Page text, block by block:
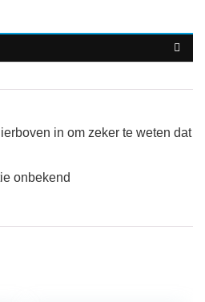
in om zeker te weten dat
onbekend